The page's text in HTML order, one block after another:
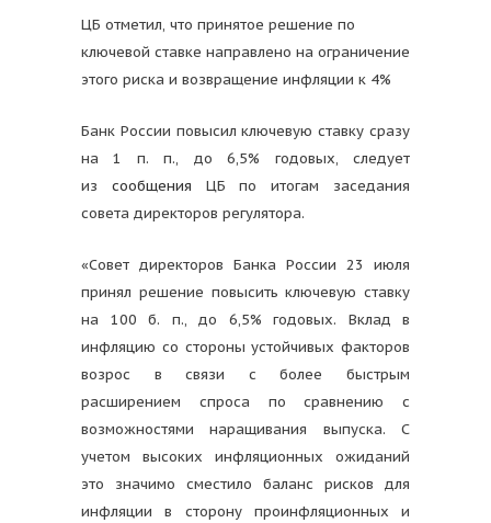
ЦБ отметил, что принятое решение по
ключевой ставке направлено на ограничение
этого риска и возвращение инфляции к 4%
Банк России повысил ключевую ставку сразу
на 1 п. п., до 6,5% годовых, следует
из сообщения ЦБ по итогам заседания
совета директоров регулятора.
«Совет директоров Банка России 23 июля
принял решение повысить ключевую ставку
на 100 б. п., до 6,5% годовых. Вклад в
инфляцию со стороны устойчивых факторов
возрос в связи с более быстрым
расширением спроса по сравнению с
возможностями наращивания выпуска. C
учетом высоких инфляционных ожиданий
это значимо сместило баланс рисков для
инфляции в сторону проинфляционных и